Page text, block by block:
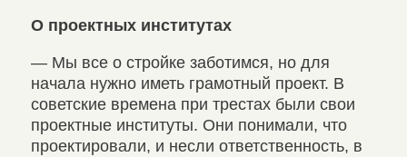
О проектных институтах
— Мы все о стройке заботимся, но для
начала нужно иметь грамотный проект. В
советские времена при трестах были свои
проектные институты. Они понимали, что
проектировали, и несли ответственность, в